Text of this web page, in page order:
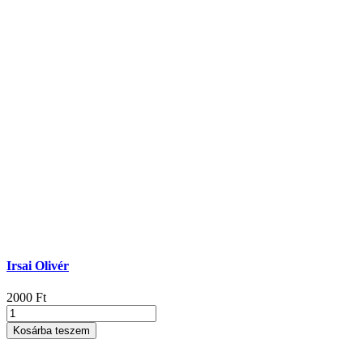
Irsai Olivér
2000 Ft
Irsai
Olivér
mennyiség
Kosárba teszem